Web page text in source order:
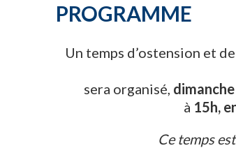
PROGRAMME
Un temps d’ostension et
sera organisé,
à 15h,
Ce temps